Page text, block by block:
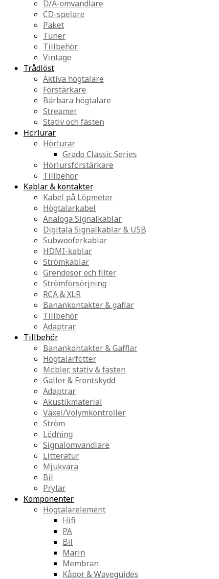
D/A-omvandlare
CD-spelare
Paket
Tuner
Tillbehör
Vintage
Trådlöst
Aktiva högtalare
Förstärkare
Bärbara högtalare
Streamer
Stativ och fästen
Hörlurar
Hörlurar
Grado Classic Series
Hörlursförstärkare
Tillbehör
Kablar & kontakter
Kabel på Löpmeter
Högtalarkabel
Analoga Signalkablar
Digitala Signalkablar & USB
Subwooferkablar
HDMI-kablar
Strömkablar
Grendosor och filter
Strömförsörjning
RCA & XLR
Banankontakter & gaflar
Tillbehör
Adaptrar
Tillbehör
Banankontakter & Gafflar
Högtalarfötter
Möbler, stativ & fästen
Galler & Frontskydd
Adaptrar
Akustikmaterial
Växel/Volymkontroller
Ström
Lödning
Signalomvandlare
Litteratur
Mjukvara
Bil
Prylar
Komponenter
Högtalarelement
Hifi
PA
Bil
Marin
Membran
Kåpor & Waveguides